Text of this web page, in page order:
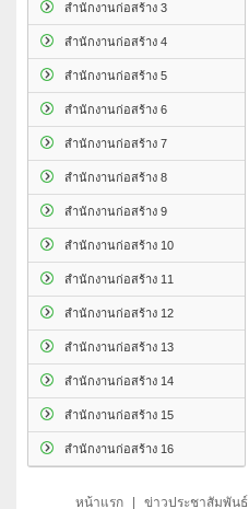
สำนักงานก่อสร้าง 3
สำนักงานก่อสร้าง 4
สำนักงานก่อสร้าง 5
สำนักงานก่อสร้าง 6
สำนักงานก่อสร้าง 7
สำนักงานก่อสร้าง 8
สำนักงานก่อสร้าง 9
สำนักงานก่อสร้าง 10
สำนักงานก่อสร้าง 11
สำนักงานก่อสร้าง 12
สำนักงานก่อสร้าง 13
สำนักงานก่อสร้าง 14
สำนักงานก่อสร้าง 15
สำนักงานก่อสร้าง 16
หน้าแรก ข่าวประชาสัมพันธ์